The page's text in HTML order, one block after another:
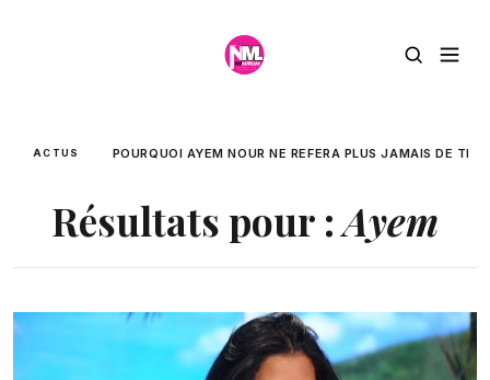
ACTUS POURQUOI AYEM NOUR NE REFERA PLUS JAMAIS DE
Résultats pour :Ayem